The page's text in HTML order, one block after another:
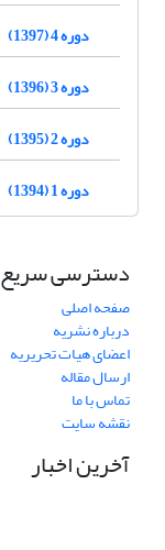
دوره 4 (1397)
دوره 3 (1396)
دوره 2 (1395)
دوره 1 (1394)
دسترسی سریع
صفحه اصلی
درباره نشریه
اعضای هیات تحریریه
ارسال مقاله
تماس با ما
نقشه سایت
آخرین اخبار